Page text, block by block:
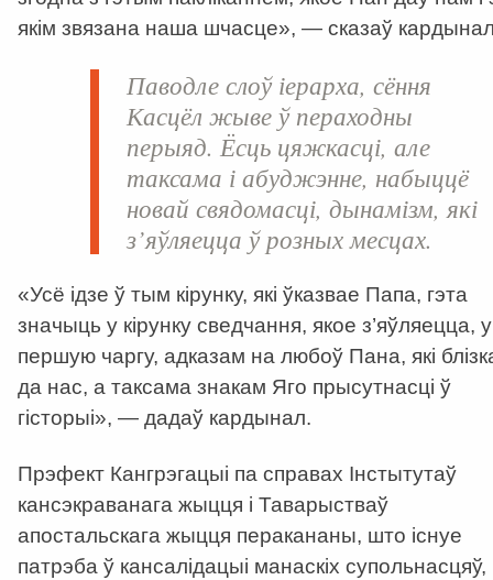
якім звязана наша шчасце», — сказаў
Паводле слоў іерарха, сёння
Касцёл жыве ў пераходны
перыяд. Ёсць цяжкасці, але
таксама і абуджэнне, набыццё
новай свядомасці, дынамізм, які
з’яўляецца ў розных месцах.
«Усё ідзе ў тым кірунку, які ўказвае Папа, гэта
значыць у кірунку сведчання, якое з’яўляецца, у
першую чаргу, адказам на любоў Пана, які
да нас, а таксама знакам Яго прысутнасці ў
гісторыі», — дадаў кардынал.
Прэфект Кангрэгацыі па справах Інстытутаў
кансэкраванага жыцця і Таварыстваў
апостальскага жыцця перакананы, што існуе
патрэба ў кансалідацыі манаскіх супольнасцяў,